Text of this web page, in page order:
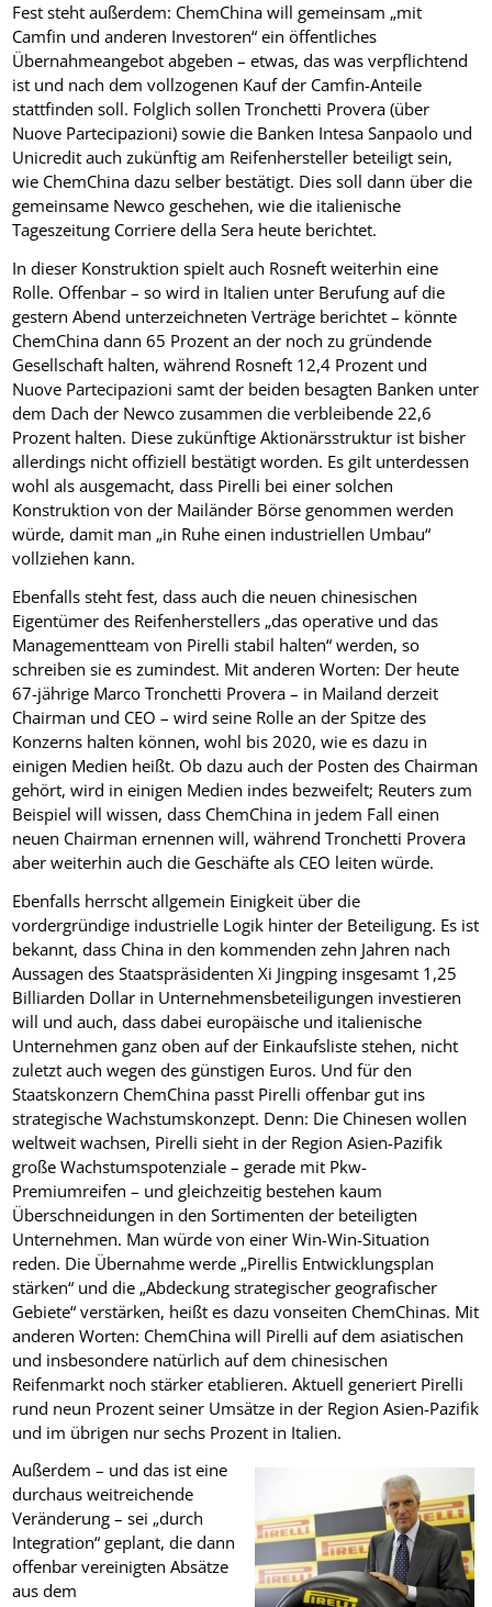
Fest steht außerdem: ChemChina will gemeinsam „mit
Camfin und anderen Investoren“ ein öffentliches
Übernahmeangebot abgeben – etwas, das was verpflichtend
ist und nach dem vollzogenen Kauf der Camfin-Anteile
stattfinden soll. Folglich sollen Tronchetti Provera (über
Nuove Partecipazioni) sowie die Banken Intesa Sanpaolo und
Unicredit auch zukünftig am Reifenhersteller beteiligt sein,
wie ChemChina dazu selber bestätigt. Dies soll dann über die
gemeinsame Newco geschehen, wie die italienische
Tageszeitung Corriere della Sera heute berichtet.
In dieser Konstruktion spielt auch Rosneft weiterhin eine
Rolle. Offenbar – so wird in Italien unter Berufung auf die
gestern Abend unterzeichneten Verträge berichtet – könnte
ChemChina dann 65 Prozent an der noch zu gründende
Gesellschaft halten, während Rosneft 12,4 Prozent und
Nuove Partecipazioni samt der beiden besagten Banken unter
dem Dach der Newco zusammen die verbleibende 22,6
Prozent halten. Diese zukünftige Aktionärsstruktur ist bisher
allerdings nicht offiziell bestätigt worden. Es gilt unterdessen
wohl als ausgemacht, dass Pirelli bei einer solchen
Konstruktion von der Mailänder Börse genommen werden
würde, damit man „in Ruhe einen industriellen Umbau“
vollziehen kann.
Ebenfalls steht fest, dass auch die neuen chinesischen
Eigentümer des Reifenherstellers „das operative und das
Managementteam von Pirelli stabil halten“ werden, so
schreiben sie es zumindest. Mit anderen Worten: Der heute
67-jährige Marco Tronchetti Provera – in Mailand derzeit
Chairman und CEO – wird seine Rolle an der Spitze des
Konzerns halten können, wohl bis 2020, wie es dazu in
einigen Medien heißt. Ob dazu auch der Posten des Chairman
gehört, wird in einigen Medien indes bezweifelt; Reuters zum
Beispiel will wissen, dass ChemChina in jedem Fall einen
neuen Chairman ernennen will, während Tronchetti Provera
aber weiterhin auch die Geschäfte als CEO leiten würde.
Ebenfalls herrscht allgemein Einigkeit über die
vordergründige industrielle Logik hinter der Beteiligung. Es ist
bekannt, dass China in den kommenden zehn Jahren nach
Aussagen des Staatspräsidenten Xi Jingping insgesamt 1,25
Billiarden Dollar in Unternehmensbeteiligungen investieren
will und auch, dass dabei europäische und italienische
Unternehmen ganz oben auf der Einkaufsliste stehen, nicht
zuletzt auch wegen des günstigen Euros. Und für den
Staatskonzern ChemChina passt Pirelli offenbar gut ins
strategische Wachstumskonzept. Denn: Die Chinesen wollen
weltweit wachsen, Pirelli sieht in der Region Asien-Pazifik
große Wachstumspotenziale – gerade mit Pkw-
Premiumreifen – und gleichzeitig bestehen kaum
Überschneidungen in den Sortimenten der beteiligten
Unternehmen. Man würde von einer Win-Win-Situation
reden. Die Übernahme werde „Pirellis Entwicklungsplan
stärken“ und die „Abdeckung strategischer geografischer
Gebiete“ verstärken, heißt es dazu vonseiten ChemChinas. Mit
anderen Worten: ChemChina will Pirelli auf dem asiatischen
und insbesondere natürlich auf dem chinesischen
Reifenmarkt noch stärker etablieren. Aktuell generiert Pirelli
rund neun Prozent seiner Umsätze in der Region Asien-Pazifik
und im übrigen nur sechs Prozent in Italien.
Außerdem – und das ist eine
durchaus weitreichende
Veränderung – sei „durch
Integration“ geplant, die dann
offenbar vereinigten Absätze
aus dem